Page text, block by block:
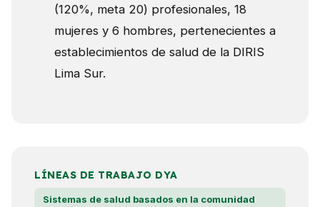
(120%, meta 20) profesionales, 18
mujeres y 6 hombres, pertenecientes a
establecimientos de salud de la DIRIS
Lima Sur.
LÍNEAS DE TRABAJO DYA
Sistemas de salud basados en la comunidad